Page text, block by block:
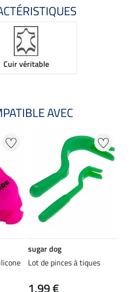
Cuir véritable
AVEC
sugar dog
Lot de pinces à tiques
1,99 €